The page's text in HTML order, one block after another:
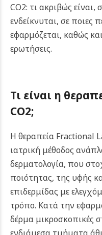
CO2: τι ακριβώς είναι,
ενδείκνυται, σε ποιες
εφαρμόζεται, καθώς
ερωτήσεις.
Τι είναι η
CO2;
Η θεραπεία Fractional
ιατρική μέθοδος
δερματολογία, που
ποιότητας, της υφής
επιδερμίδας με
τρόπο. Κατά την
δέρμα μικροσκοπικές